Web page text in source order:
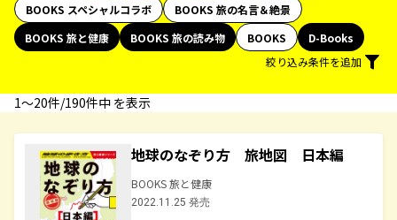
BOOKS スペシャルコラボ
BOOKS 旅の名言＆絶景
BOOKS 旅と健康
BOOKS 旅の読み物 BOOKS
D-Books
絞り込み条件を追加
1〜20件/190件中 を表示
地球のなぞり方 旅地図 日本編
BOOKS 旅と健康
2022.11.25 発売